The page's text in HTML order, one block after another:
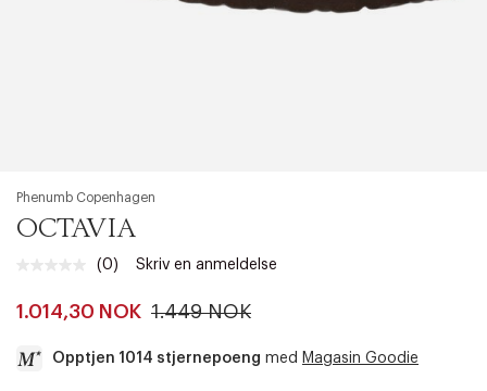
Phenumb Copenhagen
OCTAVIA
Ingen
Samme
(0) Skriv en anmeldelse
1.014,30 NOK 1.449 NOK
Opptjen 1014 stjernepoeng med Magasin Goodie